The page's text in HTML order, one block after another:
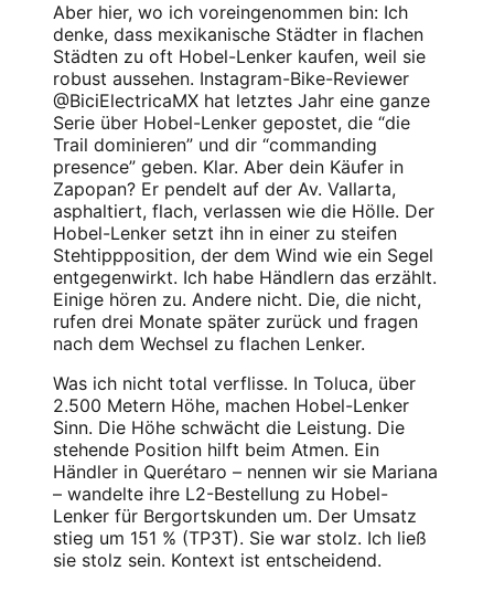
Aber hier, wo ich voreingenommen bin: Ich
denke, dass mexikanische Städter in flachen
Städten zu oft Hobel-Lenker kaufen, weil sie
robust aussehen. Instagram-Bike-Reviewer
@BiciElectricaMX hat letztes Jahr eine ganze
Serie über Hobel-Lenker gepostet, die “die
Trail dominieren” und dir “commanding
presence” geben. Klar. Aber dein Käufer in
Zapopan? Er pendelt auf der Av. Vallarta,
asphaltiert, flach, verlassen wie die Hölle. Der
Hobel-Lenker setzt ihn in einer zu steifen
Stehtippposition, der dem Wind wie ein Segel
entgegenwirkt. Ich habe Händlern das erzählt.
Einige hören zu. Andere nicht. Die, die nicht,
rufen drei Monate später zurück und fragen
nach dem Wechsel zu flachen Lenker.
Was ich nicht total verflisse. In Toluca, über
2.500 Metern Höhe, machen Hobel-Lenker
Sinn. Die Höhe schwächt die Leistung. Die
stehende Position hilft beim Atmen. Ein
Händler in Querétaro – nennen wir sie Mariana
– wandelte ihre L2-Bestellung zu Hobel-
Lenker für Bergortskunden um. Der Umsatz
stieg um 151 % (TP3T). Sie war stolz. Ich ließ
sie stolz sein. Kontext ist entscheidend.